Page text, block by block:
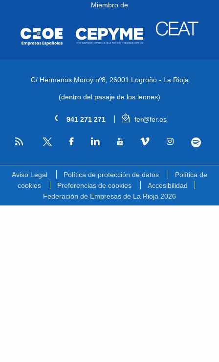
Miembro de
C/ Hermanos Moroy nº8, 26001 Logroño - La Rioja
(dentro del pasaje de los leones)
941 271 271 fer@fer.es
RSS
Aviso Legal Política de protección de datos
Política de
cookies
Preferencias de cookies
Accesibilidad
Federación de Empresas de La Rioja 2026